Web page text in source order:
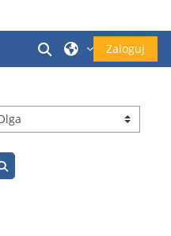
Przełącznik
Zaloguj
Wyszukaj kursy